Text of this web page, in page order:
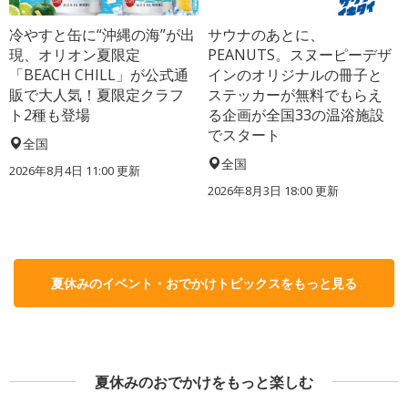
冷やすと缶に“沖縄の海”が出
現、オリオン夏限定
「BEACH CHILL」が公式通
販で大人気！夏限定クラフ
ト2種も登場
全国
2026年8月4日 11:00更新
サウナのあとに、
PEANUTS。スヌーピーデザ
インのオリジナルの冊子と
ステッカーが無料でもらえ
る企画が全国33の温浴施設
でスタート
全国
2026年8月3日 18:00更新
夏休みのイベント・おでかけトピックスをもっと見る
夏休みのおでかけをもっと楽しむ